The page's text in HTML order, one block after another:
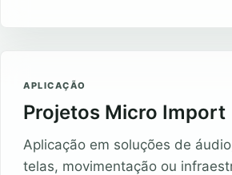
APLICAÇÃO
Projetos Micro Import
Aplicação em soluções de
telas, movimentação ou